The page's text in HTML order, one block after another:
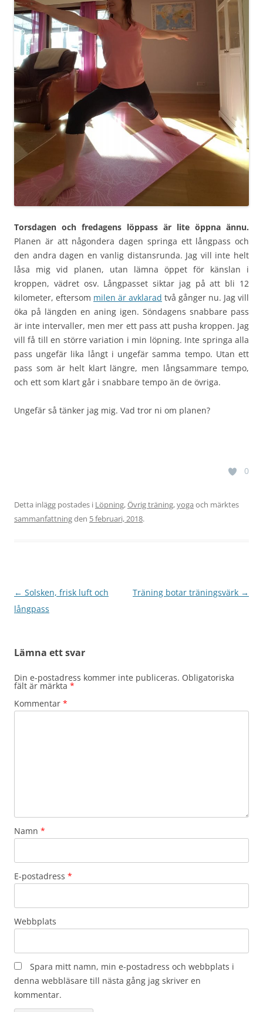
Torsdagen och fredagens löppass är lite öppna ännu.
Planen är att någondera dagen springa ett långpass och
den andra dagen en vanlig distansrunda. Jag vill inte helt
låsa mig vid planen, utan lämna öppet för känslan i
kroppen, vädret osv. Långpasset siktar jag på att bli 12
kilometer, eftersom milen är avklarad två gånger nu. Jag vill
öka på längden en aning igen. Söndagens snabbare pass
är inte intervaller, men mer ett pass att pusha kroppen. Jag
vill få till en större variation i min löpning. Inte springa alla
pass ungefär lika långt i ungefär samma tempo. Utan ett
pass som är helt klart längre, men långsammare tempo,
och ett som klart går i snabbare tempo än de övriga.
Ungefär så tänker jag mig. Vad tror ni om planen?
0
Detta inlägg postades i Löpning,Övrig träning,yoga och märktes
sammanfattningden 5 februari, 2018.
Inläggsnavigering
← Solsken, frisk luft och
långpass
Träning botar träningsvärk →
Lämna ett svar
Din e-postadress kommer inte publiceras. Obligatoriska
fält är märkta *
Kommentar *
Namn *
E-postadress *
Webbplats
Spara mitt namn, min e-postadress och webbplats i
denna webbläsare till nästa gång jag skriver en
kommentar.